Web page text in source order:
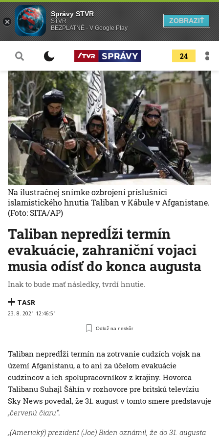
24
Taliban nepredĺži termín
evakuácie, zahraniční vojaci
musia odísť do konca augusta
Inak to bude mať následky, tvrdí hnutie.
TASR
23. 8. 2021 12:46:51
Odlož na neskôr
Na ilustračnej snímke ozbrojení príslušníci
islamistického hnutia Taliban v Kábule v Afganistane.
(Foto: SITA/AP)
Taliban nepredĺži termín na zotrvanie cudzích vojsk na
území Afganistanu, a to ani za účelom evakuácie
cudzincov a ich spolupracovníkov z krajiny. Hovorca
Talibanu Suhajl Šáhín v rozhovore pre britskú televíziu
Sky News povedal, že 31. august v tomto smere predstavuje
„červenú čiaru“.
„(Americký) prezident (Joe) Biden oznámil, že do 31. augusta
Správy STVR
STVR
BEZPLATNÉ - V Google Play
ZOBRAZIŤ